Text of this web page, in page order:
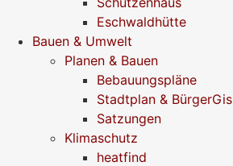
Eschwaldhütte
Bauen & Umwelt
Planen & Bauen
Bebauungspläne
Stadtplan & BürgerGis
Satzungen
Klimaschutz
heatfind